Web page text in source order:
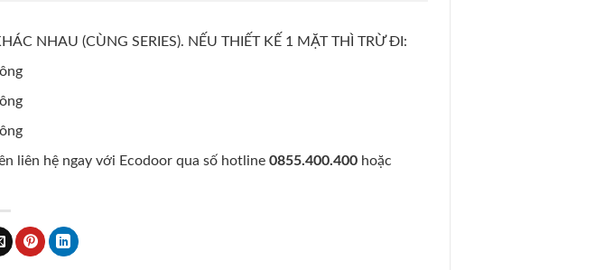
NHAU (CÙNG SERIES). NẾU THIẾT KẾ 1 MẶT THÌ TRỪ ĐI:
liên hệ ngay với Ecodoor qua số hotline0855.400.400 hoặc